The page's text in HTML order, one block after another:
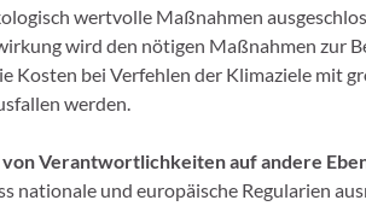
wertvolle Maßnahmen
wird den nötigen Maßnahmen zur
Kosten bei Verfehlen der Klimaziele mit
werden.
von Verantwortlichkeiten auf andere
nationale und europäische Regularien